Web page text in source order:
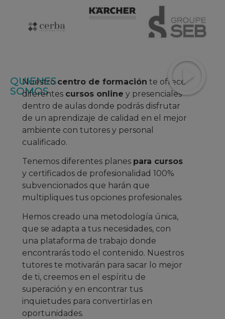
QUIENES
SOMOS
Nuestrocentro de formación te ofrece
diferentes cursos online y presenciales
dentro de aulas donde podrás disfrutar
de un aprendizaje de calidad en el mejor
ambiente con tutores y personal
cualificado.
Tenemos diferentes planes para cursos
y certificados de profesionalidad 100%
subvencionados que harán que
multipliques tus opciones profesionales.
Hemos creado una metodología única,
que se adapta a tus necesidades, con
una plataforma de trabajo donde
encontrarás todo el contenido. Nuestros
tutores te motivarán para sacar lo mejor
de ti, creemos en el espíritu de
superación y en encontrar tus
inquietudes para convertirlas en
oportunidades.